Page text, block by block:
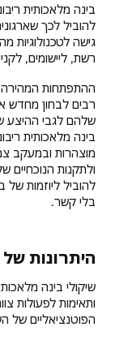
בינה מלאכותית
להוביל לכך
גישה לטכנולוגיות
רשת, ליישומים,
ההתפתחות המהירה
שלהם לגבי ההיצע
בינה מלאכותית
מוצהרות ובמעקב
ולתקנות הנוכחיים
להוביל ליוזמות של
בלי קשר.
היתרונות של
שיקולי בינה
הפוטנציאליים של